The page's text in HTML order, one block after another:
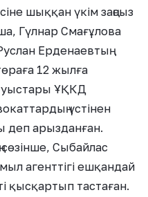
шыққан үкім заңсыз
Гүлнар Смағұлова
Ерденаевтың
12 жылға
ҰҚКД
үстінен
деп арызданған.
Сыбайлас
агенттігі ешқандай
қысқартып тастаған.